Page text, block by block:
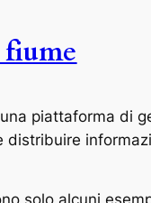
una piattaforma di
distribuire